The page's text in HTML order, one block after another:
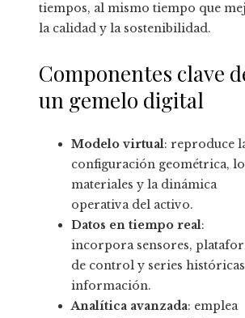
tiempos, al mismo tiempo que
la calidad y la sostenibilidad.
Componentes clave
un gemelo digital
Modelo virtual: reproduce
configuración geométrica,
materiales y la dinámica
operativa del activo.
Datos en tiempo real:
incorpora sensores,
de control y series
información.
Analítica avanzada: emplea